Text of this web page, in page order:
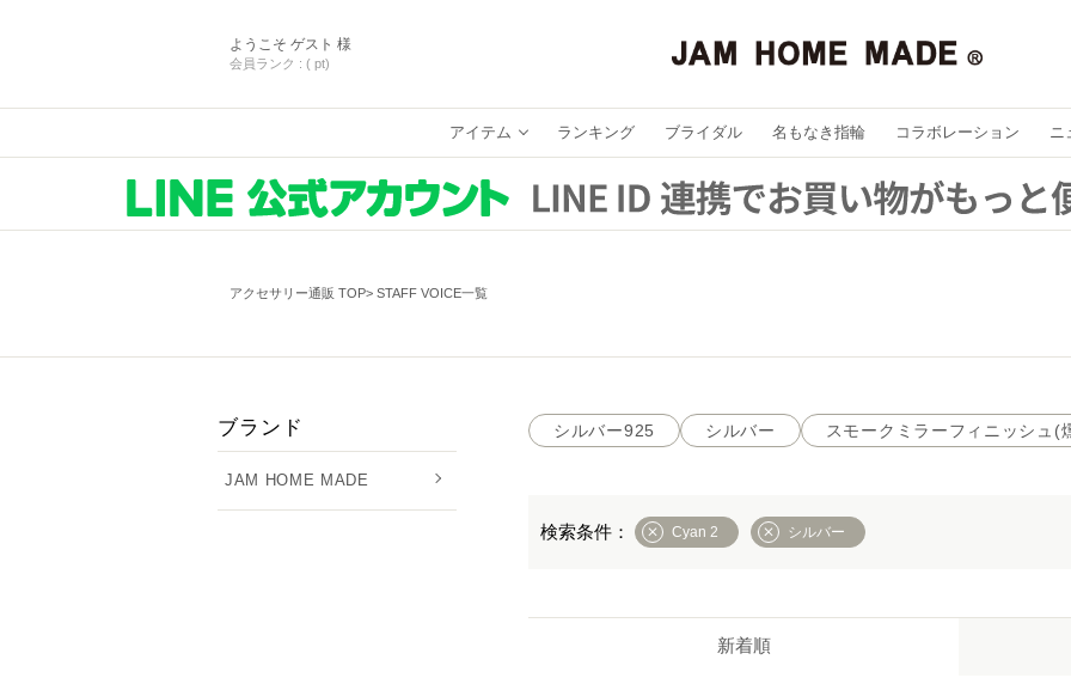
ようこそ ゲスト 様
会員ランク : ( pt)
アイテム ランキング ブライダル 名もなき指輪 コラボレーション ニ
アクセサリー通販 TOP STAFF VOICE一覧
ブランド
JAM HOME MADE
シルバー925 シルバー スモークミラーフィニッシュ(
Cyan 2 シルバー
新着順